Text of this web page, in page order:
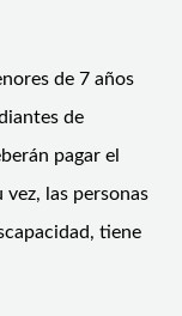
de 7 años
de
pagar el
las personas
tiene